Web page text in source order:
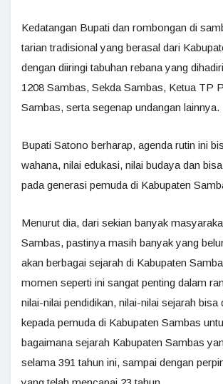
Kedatangan Bupati dan rombongan di
tarian tradisional yang berasal dari
dengan diiringi tabuhan rebana yang
1208 Sambas, Sekda Sambas, Ketua TP
Sambas, serta segenap undangan lainnya.
Bupati Satono berharap, agenda rutin ini
wahana, nilai edukasi, nilai budaya dan
pada generasi pemuda di Kabupaten
Menurut dia, dari sekian banyak
Sambas, pastinya masih banyak yang
akan berbagai sejarah di Kabupaten
momen seperti ini sangat penting dalam
nilai-nilai pendidikan, nilai-nilai sejarah bisa
kepada pemuda di Kabupaten Sambas
bagaimana sejarah Kabupaten Sambas
selama 391 tahun ini, sampai dengan